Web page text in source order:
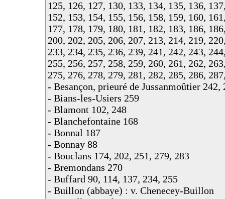
125, 126, 127, 130, 133, 134, 135, 136,
152, 153, 154, 155, 156, 158, 159, 160,
177, 178, 179, 180, 181, 182, 183, 186,
200, 202, 205, 206, 207, 213, 214, 219,
233, 234, 235, 236, 239, 241, 242, 243,
255, 256, 257, 258, 259, 260, 261, 262,
275, 276, 278, 279, 281, 282, 285, 286,
- Besançon, prieuré de Jussanmoûtier 242,
- Bians-les-Usiers 259
- Blamont 102, 248
- Blanchefontaine 168
- Bonnal 187
- Bonnay 88
- Bouclans 174, 202, 251, 279, 283
- Bremondans 270
- Buffard 90, 114, 137, 234, 255
- Buillon (abbaye) : v. Chenecey-Buillon